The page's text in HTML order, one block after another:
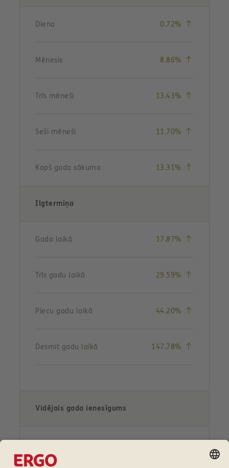
Diena 0.72% (vērtības
Mēnesis 8.86% (vērtības
Trīs mēneši 13.43% (vērtības
Seši mēneši 11.70% (vērtības
Kopš gada sākuma 13.31% (vērtības
Ilgtermiņa
Gada laikā 17.87% (vērtības
Trīs gadu laikā 29.59% (vērtības
Piecu gadu laikā 44.20% (vērtības
Desmit gadu laikā 147.78% (vērtības
Vidējais gada ienesīgums
(vērtības